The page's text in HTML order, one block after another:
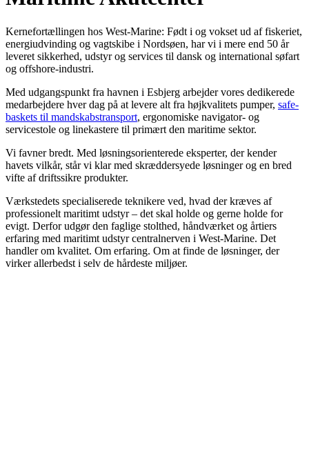
Kernefortællingen hos West-Marine: Født i og vokset ud af fiskeriet,
energiudvinding og vagtskibe i Nordsøen, har vi i mere end 50 år
leveret sikkerhed, udstyr og services til dansk og international søfart
og offshore-industri.
Med udgangspunkt fra havnen i Esbjerg arbejder vores dedikerede
medarbejdere hver dag på at levere alt fra højkvalitets pumper, safe-
baskets til mandskabstransport, ergonomiske navigator- og
servicestole og linekastere til primært den maritime sektor.
Vi favner bredt. Med løsningsorienterede eksperter, der kender
havets vilkår, står vi klar med skræddersyede løsninger og en bred
vifte af driftssikre produkter.
Værkstedets specialiserede teknikere ved, hvad der kræves af
professionelt maritimt udstyr – det skal holde og gerne holde for
evigt. Derfor udgør den faglige stolthed, håndværket og årtiers
erfaring med maritimt udstyr centralnerven i West-Marine. Det
handler om kvalitet. Om erfaring. Om at finde de løsninger, der
virker allerbedst i selv de hårdeste miljøer.